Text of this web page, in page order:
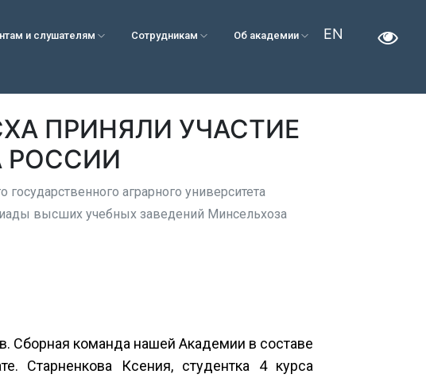
и слушателям Сотрудникам Об академии EN
ПРИНЯЛИ УЧАСТИЕ
РОССИИ
аграрного университета
высших учебных заведений Минсельхоза
Сборная команда нашей Академии в составе
Старненкова Ксения, студентка 4 курса